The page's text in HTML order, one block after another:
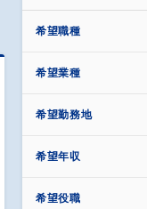
希望職種
希望業種
希望勤務地
希望年収
希望役職